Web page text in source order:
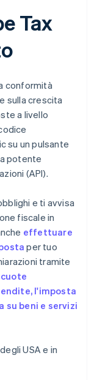
Tax
conformità
sulla crescita
a livello
su un pulsante
potente
(API).
e ti avvisa
fiscale in
effettuare
per tuo
tramite
l'imposta
su beni e servizi
USA e in